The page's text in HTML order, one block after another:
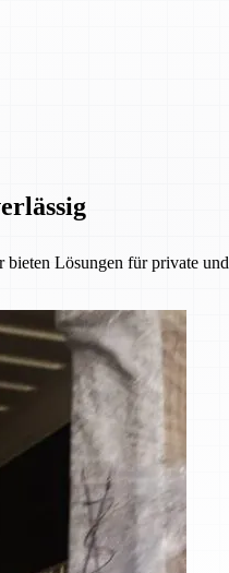
Lösungen für private